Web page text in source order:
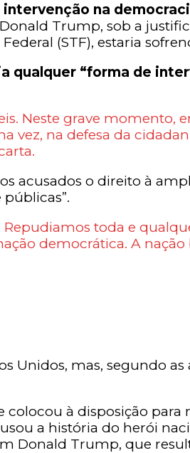
na
Trump, sob a
(STF), estaria
qualquer “forma de
Neste grave momento,
vez, na defesa da
acusados o direito à
toda e
democrática. A nação
Unidos, mas, segundo
à disposição para
a história do herói
Donald Trump, que